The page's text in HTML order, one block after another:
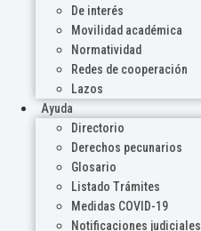
De interés
Movilidad académica
Normatividad
Redes de cooperación
Lazos
Ayuda
Directorio
Derechos pecunarios
Glosario
Listado Trámites
Medidas COVID-19
Notificaciones judiciales